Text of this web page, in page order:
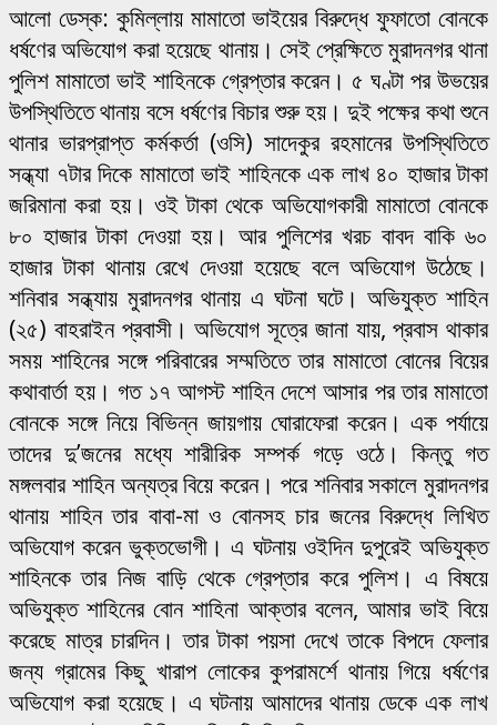
আলো ডেস্ক: কুমিল্লায় মামাতো ভাইয়ের বিরুদ্ধে ফুফাতো বোনকে
ধর্ষণের অভিযোগ করা হয়েছে থানায়। সেই প্রেক্ষিতে মুরাদনগর থানা
পুলিশ মামাতো ভাই শাহিনকে গ্রেপ্তার করেন। ৫ ঘণ্টা পর উভয়ের
উপস্থিতিতে থানায় বসে ধর্ষণের বিচার শুরু হয়। দুই পক্ষের কথা শুনে
থানার ভারপ্রাপ্ত কর্মকর্তা (ওসি) সাদেকুর রহমানের উপস্থিতিতে
সন্ধ্যা ৭টার দিকে মামাতো ভাই শাহিনকে এক লাখ ৪০ হাজার টাকা
জরিমানা করা হয়। ওই টাকা থেকে অভিযোগকারী মামাতো বোনকে
৮০ হাজার টাকা দেওয়া হয়। আর পুলিশের খরচ বাবদ বাকি ৬০
হাজার টাকা থানায় রেখে দেওয়া হয়েছে বলে অভিযোগ উঠেছে।
শনিবার সন্ধ্যায় মুরাদনগর থানায় এ ঘটনা ঘটে। অভিযুক্ত শাহিন
(২৫) বাহরাইন প্রবাসী। অভিযোগ সূত্রে জানা যায়, প্রবাস থাকার
সময় শাহিনের সঙ্গে পরিবারের সম্মতিতে তার মামাতো বোনের বিয়ের
কথাবার্তা হয়। গত ১৭ আগস্ট শাহিন দেশে আসার পর তার মামাতো
বোনকে সঙ্গে নিয়ে বিভিন্ন জায়গায় ঘোরাফেরা করেন। এক পর্যায়ে
তাদের দু’জনের মধ্যে শারীরিক সম্পর্ক গড়ে ওঠে। কিন্তু গত
মঙ্গলবার শাহিন অন্যত্র বিয়ে করেন। পরে শনিবার সকালে মুরাদনগর
থানায় শাহিন তার বাবা-মা ও বোনসহ চার জনের বিরুদ্ধে লিখিত
অভিযোগ করেন ভুক্তভোগী। এ ঘটনায় ওইদিন দুপুরেই অভিযুক্ত
শাহিনকে তার নিজ বাড়ি থেকে গ্রেপ্তার করে পুলিশ। এ বিষয়ে
অভিযুক্ত শাহিনের বোন শাহিনা আক্তার বলেন, আমার ভাই বিয়ে
করেছে মাত্র চারদিন। তার টাকা পয়সা দেখে তাকে বিপদে ফেলার
জন্য গ্রামের কিছু খারাপ লোকের কুপরামর্শে থানায় গিয়ে ধর্ষণের
অভিযোগ করা হয়েছে। এ ঘটনায় আমাদের থানায় ডেকে এক লাখ